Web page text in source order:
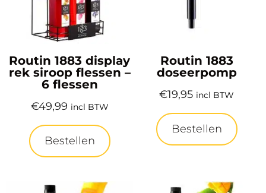
Routin 1883 display
rek siroop flessen –
6 flessen
€49,99 incl BTW
Bestellen
Routin 1883
doseerpomp
€19,95 incl BTW
Bestellen